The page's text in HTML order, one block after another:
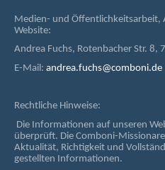
Medien- und Öffentlichkeitsarbeit,
Website:
Andrea Fuchs, Rotenbacher Str. 8,
E-Mail: andrea.fuchs@comboni.de
Rechtliche Hinweise:
Die Informationen auf unseren
überprüft. Die Comboni-
Aktualität, Richtigkeit und
gestellten Informationen.